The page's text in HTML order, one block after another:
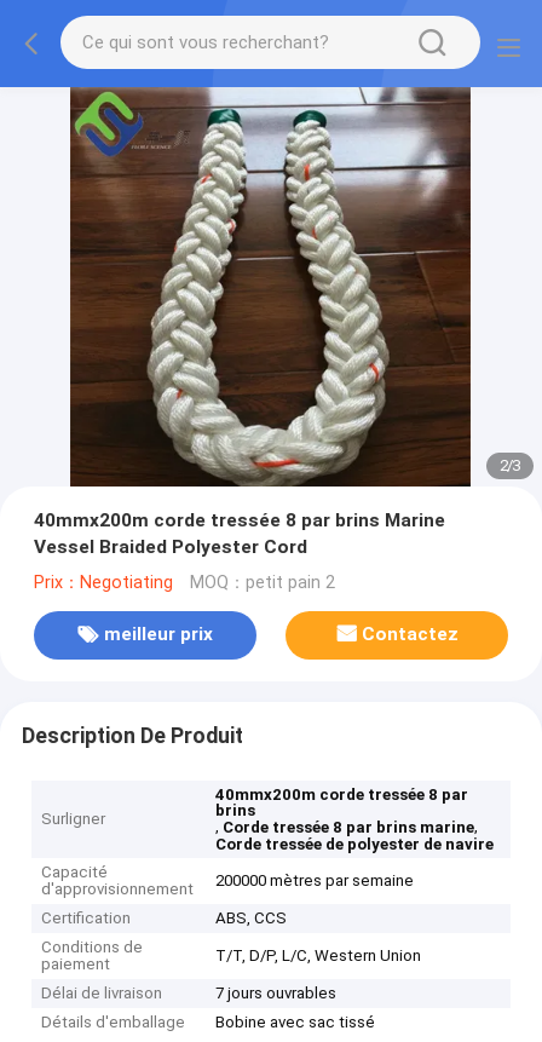
2/3
40mmx200m corde tressée 8 par brins Marine
Vessel Braided Polyester Cord
Prix：Negotiating MOQ：petit pain 2
meilleur prix Contactez
Description De Produit
Surligner
40mmx200m corde tressée 8 par
brins
, Corde tressée 8 par brins marine,
Corde tressée de polyester de navire
Capacité
d'approvisionnement
200000 mètres par semaine
Certification
ABS, CCS
Conditions de
paiement
T/T, D/P, L/C, Western Union
Délai de livraison
7 jours ouvrables
Détails d'emballage
Bobine avec sac tissé